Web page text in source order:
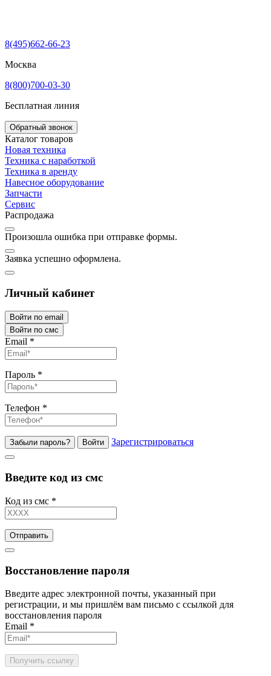
8(495)662-66-23
Москва
8(800)700-03-30
Бесплатная линия
Обратный звонок
Каталог товаров
Новая техника
Техника с наработкой
Техника в аренду
Навесное оборудование
Запчасти
Сервис
Распродажа
Произошла ошибка при отправке формы.
Заявка успешно оформлена.
Личный кабинет
Войти по email
Войти по смс
Email *
Пароль *
Телефон *
Забыли пароль? Войти Зарегистрироваться
Введите код из смс
Код из смс *
Отправить
Восстановление пароля
Введите адрес электронной почты, указанный при
регистрации, и мы пришлём вам письмо с ссылкой для
восстановления пароля
Email *
Получить ссылку